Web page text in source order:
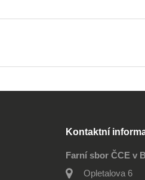
Kontaktní
Farní sbor ČCE v
Opletalova 6